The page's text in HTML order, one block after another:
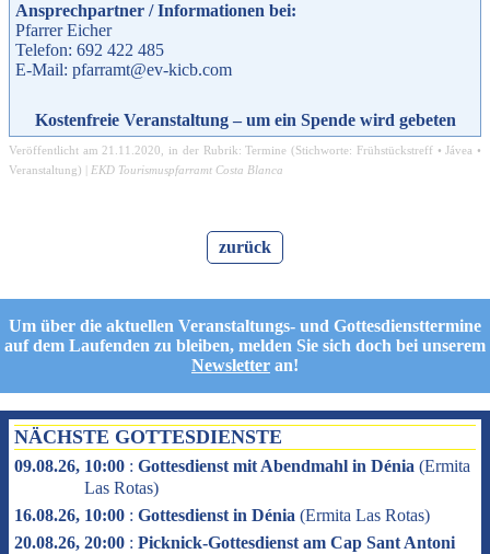
Ansprechpartner / Informationen bei:
Pfarrer Eicher
Telefon: 692 422 485
E-Mail: pfarramt@ev-kicb.com
Kostenfreie Veranstaltung – um ein Spende wird gebeten
Veröffentlicht am 21.11.2020 , in der Rubrik:Termine (Stichworte: Frühstückstreff•Jávea •
Veranstaltung) | EKD Tourismuspfarramt Costa Blanca
zurück
Um über die aktuellen Veranstaltungs- und Gottesdiensttermine
auf dem Laufenden zu bleiben, melden Sie sich doch bei unserem
Newsletter an!
NÄCHSTE GOTTESDIENSTE
09.08.26, 10:00 : Gottesdienst mit Abendmahl in Dénia (Ermita
Las Rotas)
16.08.26, 10:00 : Gottesdienst in Dénia (Ermita Las Rotas)
20.08.26, 20:00 : Picknick-Gottesdienst am Cap Sant Antoni